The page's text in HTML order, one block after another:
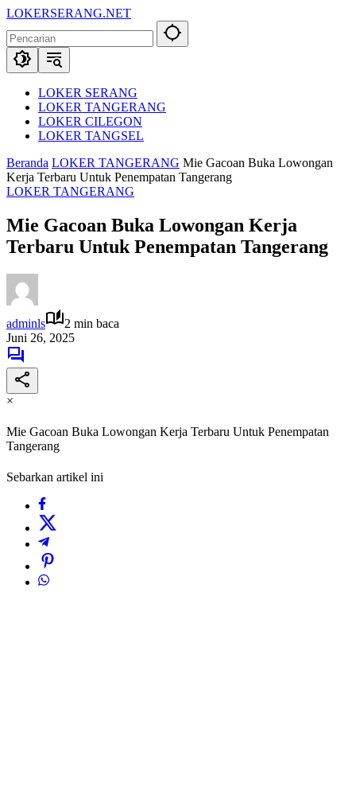
Langsung
konten
LOKERSERANG.NET
Lowongan
Kerja
Serang
SekitarnyaLOKER SERANG
LOKER TANGERANG
LOKER CILEGON
LOKER TANGSEL
Beranda LOKER TANGERANG Mie Gacoan Buka Lowongan
Kerja Terbaru Untuk Penempatan Tangerang
LOKER TANGERANG
Mie Gacoan Buka Lowongan Kerja
Terbaru Untuk Penempatan Tangerang
adminls
2 min baca
Juni 26, 2025
×
Mie Gacoan Buka Lowongan Kerja Terbaru Untuk Penempatan
Tangerang
Sebarkan artikel ini